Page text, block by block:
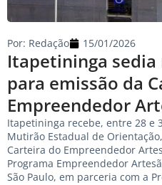
Itapetininga
para emissão da
Empreendedor
Por: Redação 15/01/2026
Itapetininga recebe, entre 28 e
Mutirão Estadual de
Carteira do Empreendedor
Programa Empreendedor
São Paulo, em parceria com a